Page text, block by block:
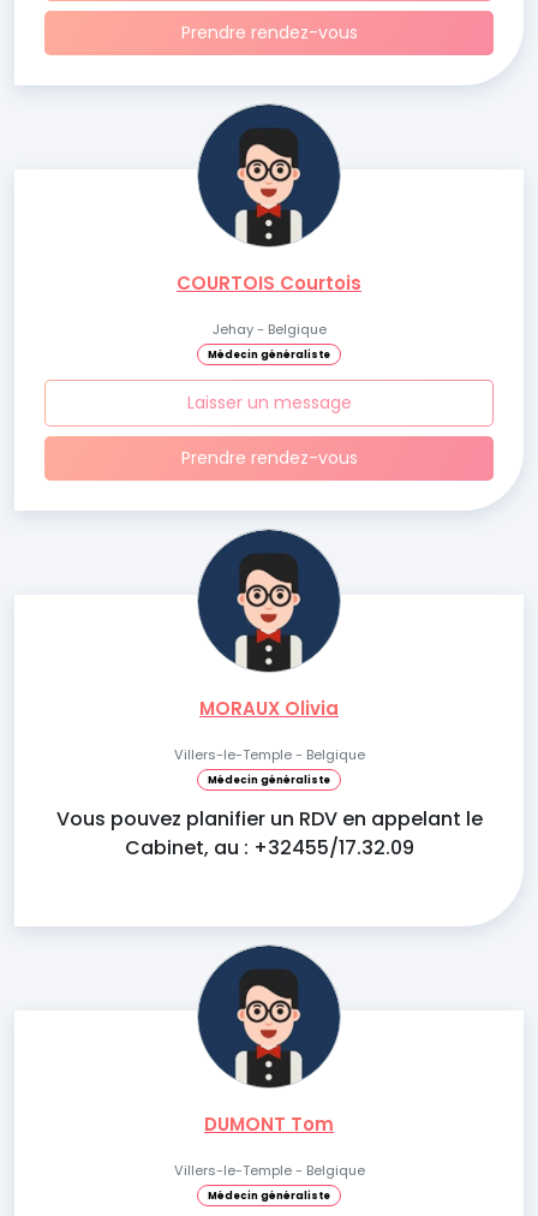
Prendre rendez-vous
COURTOIS Courtois
Jehay - Belgique
Médecin généraliste
Laisser un message
Prendre rendez-vous
MORAUX Olivia
Villers-le-Temple - Belgique
Médecin généraliste
Vous pouvez planifier un RDV en appelant le
Cabinet, au : +32455/17.32.09
DUMONT Tom
Villers-le-Temple - Belgique
Médecin généraliste